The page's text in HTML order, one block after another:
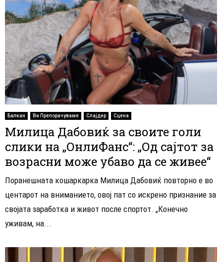
Балкан Ви Препорачуваме Слајдер Сцена
Милица Дабовиќ за своите голи
слики на „ОнлиФанс“: „Од сајтот за
возрасни може убаво да се живее“
Поранешната кошаркарка Милица Дабовиќ повторно е во
центарот на вниманието, овој пат со искрено признание за
својата заработка и живот после спортот. „Конечно
уживам, на...